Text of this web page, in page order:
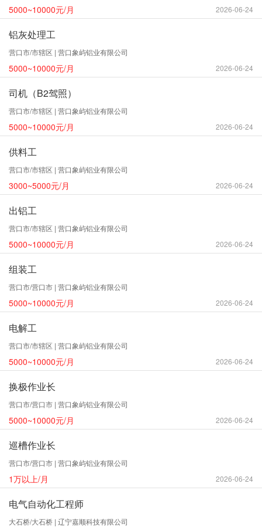
5000~10000元/月 2026-06-24
铝灰处理工
营口市/市辖区 | 营口象屿铝业有限公司
5000~10000元/月 2026-06-24
司机（B2驾照）
营口市/市辖区 | 营口象屿铝业有限公司
5000~10000元/月 2026-06-24
供料工
营口市/市辖区 | 营口象屿铝业有限公司
3000~5000元/月 2026-06-24
出铝工
营口市/市辖区 | 营口象屿铝业有限公司
5000~10000元/月 2026-06-24
组装工
营口市/营口市 | 营口象屿铝业有限公司
5000~10000元/月 2026-06-24
电解工
营口市/市辖区 | 营口象屿铝业有限公司
5000~10000元/月 2026-06-24
换极作业长
营口市/营口市 | 营口象屿铝业有限公司
5000~10000元/月 2026-06-24
巡槽作业长
营口市/营口市 | 营口象屿铝业有限公司
1万以上/月 2026-06-24
电气自动化工程师
大石桥/大石桥 | 辽宁嘉顺科技有限公司